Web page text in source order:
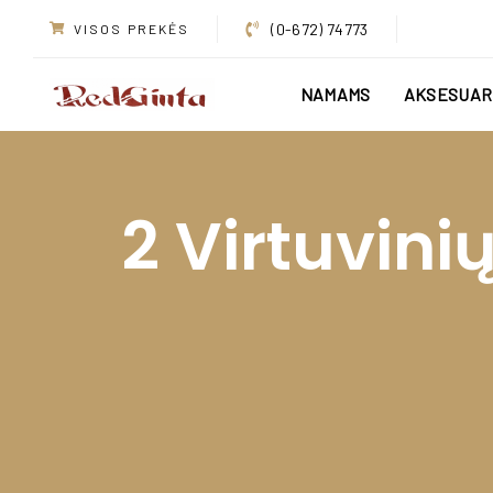
navigation
Skip
VISOS PREKĖS (0-672) 74773
NAMAMS
2